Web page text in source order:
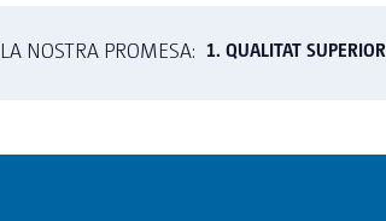
LA NOSTRA PROMESA: 1. QUALITAT SUPERIOR